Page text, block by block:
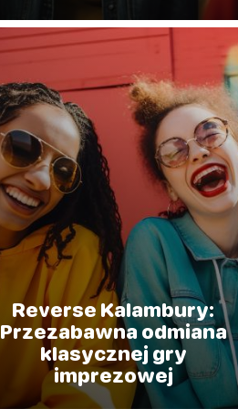
Reverse Kalambury:
Przezabawna odmiana
klasycznej gry
imprezowej